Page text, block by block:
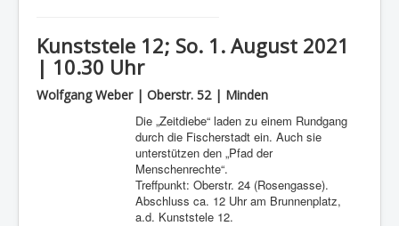
Kunststele 12; So. 1. August 2021
| 10.30 Uhr
Wolfgang Weber | Oberstr. 52 | Minden
Die „Zeitdiebe“ laden zu einem Rundgang
durch die Fischerstadt ein. Auch sie
unterstützen den „Pfad der
Menschenrechte“.
Treffpunkt: Oberstr. 24 (Rosengasse).
Abschluss ca. 12 Uhr am Brunnenplatz,
a.d. Kunststele 12.